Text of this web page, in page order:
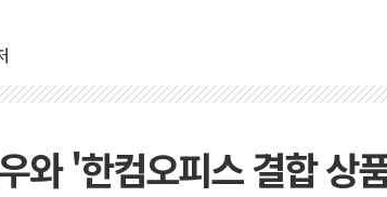
와 '한컴오피스 결합 상